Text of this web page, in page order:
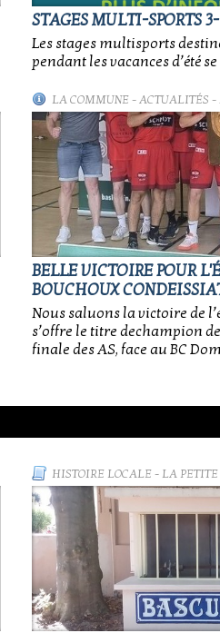
STAGES MULTI-SPORTS
Les stages multisports
pendant les vacances d’été
LA COMMUNE-ACTUALITÉS -
BELLE VICTOIRE POUR
BOUCHOUX
Nous saluons la victoire de
s’offre le titre dechampion
finale des AS, face au BC
HISTOIRE LOCALE- LA